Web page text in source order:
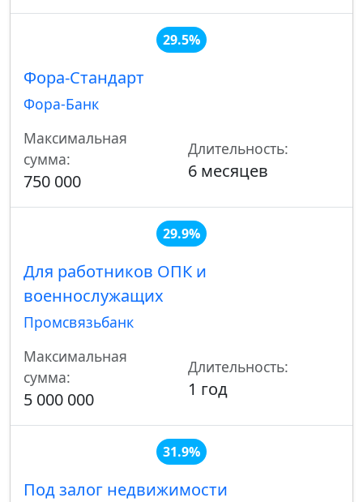
29.5%
Фора-Стандарт
Фора-Банк
Максимальная
сумма:
750 000
Длительность:
6 месяцев
29.9%
Для работников ОПК и
военнослужащих
Промсвязьбанк
Максимальная
сумма:
5 000 000
Длительность:
1 год
31.9%
Под залог недвижимости